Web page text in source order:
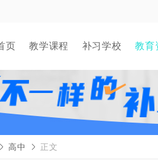
页 教学课程 补习学校 教育
高中 正文